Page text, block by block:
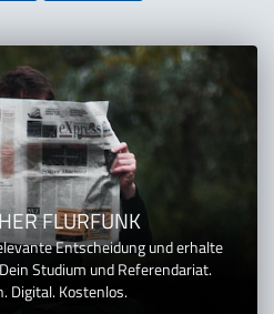
FLURFUNK
Entscheidung und erhalte
Studium und Referendariat.
Digital. Kostenlos.